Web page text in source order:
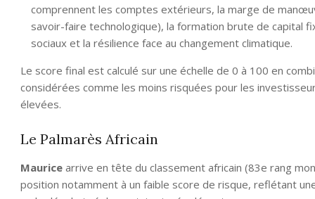
comprennent les comptes extérieurs, la marge de
savoir-faire technologique), la formation brute de capital
sociaux et la résilience face au changement climatique.
Le score final est calculé sur une échelle de 0 à 100 en
considérées comme les moins risquées pour les
élevées.
Le Palmarès Africain
Maurice arrive en tête du classement africain (83e rang
position notamment à un faible score de risque, reflétant